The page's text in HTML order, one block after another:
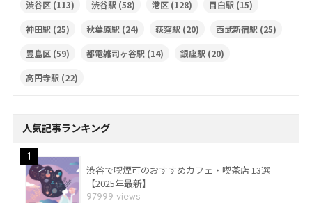
渋谷区(113) 渋谷駅 (58) 港区(128) 目白駅 (15)
神田駅 (25) 秋葉原駅 (24) 荻窪駅 (20) 西武新宿駅 (25)
豊島区(59) 都電雑司ヶ谷駅 (14) 銀座駅 (20)
高円寺駅 (22)
人気記事ランキング
1
渋谷で喫煙可のおすすめカフェ・喫茶店 13選
【2025年最新】
97999 views